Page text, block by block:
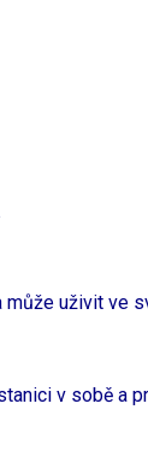
uživit ve
v sobě a